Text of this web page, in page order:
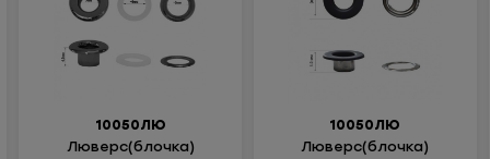
10050ЛЮ
Люверс(блочка)
10050ЛЮ
Люверс(блочка)